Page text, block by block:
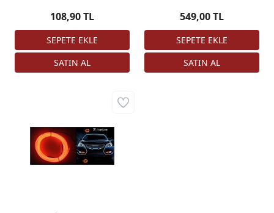
108,90 TL
Uygundur Üçgen Çakar
549,00 TL